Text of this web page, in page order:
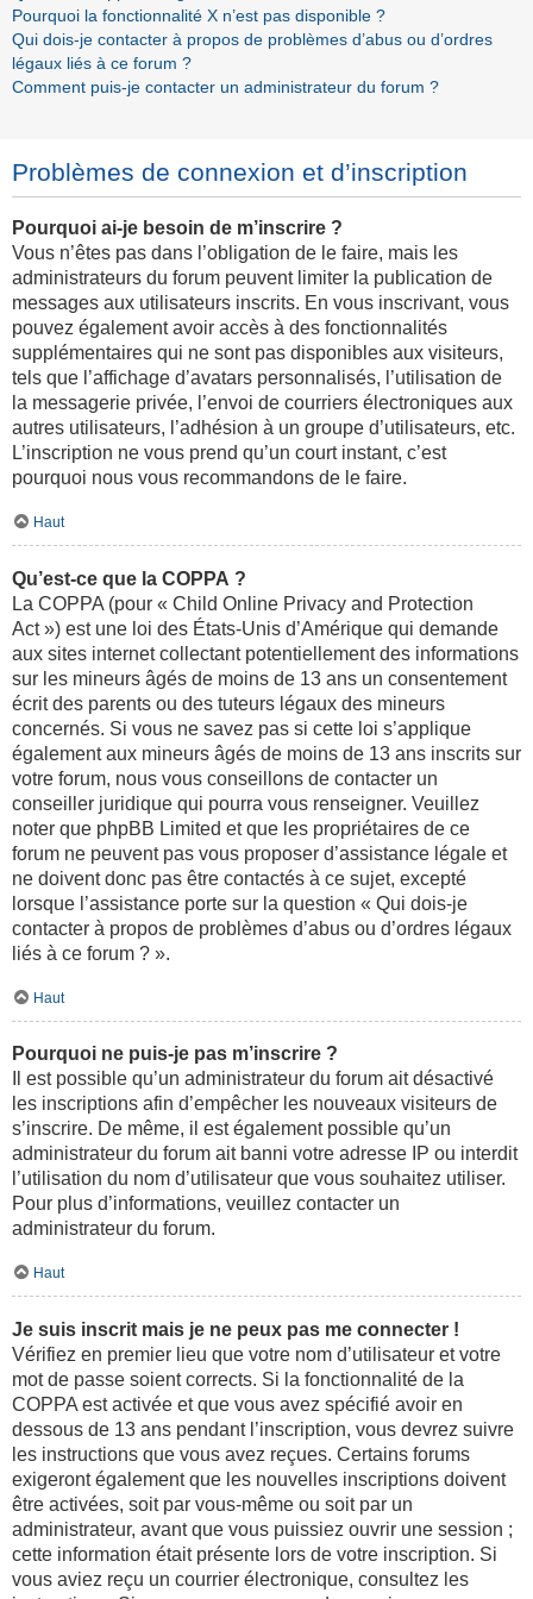
Pourquoi la fonctionnalité X n’est pas disponible ?
Qui dois-je contacter à propos de problèmes d’abus ou d’ordres
légaux liés à ce forum ?
Comment puis-je contacter un administrateur du forum ?
Problèmes de connexion et d’inscription
Pourquoi ai-je besoin de m’inscrire ?
Vous n’êtes pas dans l’obligation de le faire, mais les
administrateurs du forum peuvent limiter la publication de
messages aux utilisateurs inscrits. En vous inscrivant, vous
pouvez également avoir accès à des fonctionnalités
supplémentaires qui ne sont pas disponibles aux visiteurs,
tels que l’affichage d’avatars personnalisés, l’utilisation de
la messagerie privée, l’envoi de courriers électroniques aux
autres utilisateurs, l’adhésion à un groupe d’utilisateurs, etc.
L’inscription ne vous prend qu’un court instant, c’est
pourquoi nous vous recommandons de le faire.
Haut
Qu’est-ce que la COPPA ?
La COPPA (pour « Child Online Privacy and Protection
Act ») est une loi des États-Unis d’Amérique qui demande
aux sites internet collectant potentiellement des informations
sur les mineurs âgés de moins de 13 ans un consentement
écrit des parents ou des tuteurs légaux des mineurs
concernés. Si vous ne savez pas si cette loi s’applique
également aux mineurs âgés de moins de 13 ans inscrits sur
votre forum, nous vous conseillons de contacter un
conseiller juridique qui pourra vous renseigner. Veuillez
noter que phpBB Limited et que les propriétaires de ce
forum ne peuvent pas vous proposer d’assistance légale et
ne doivent donc pas être contactés à ce sujet, excepté
lorsque l’assistance porte sur la question « Qui dois-je
contacter à propos de problèmes d’abus ou d’ordres légaux
liés à ce forum ? ».
Haut
Pourquoi ne puis-je pas m’inscrire ?
Il est possible qu’un administrateur du forum ait désactivé
les inscriptions afin d’empêcher les nouveaux visiteurs de
s’inscrire. De même, il est également possible qu’un
administrateur du forum ait banni votre adresse IP ou interdit
l’utilisation du nom d’utilisateur que vous souhaitez utiliser.
Pour plus d’informations, veuillez contacter un
administrateur du forum.
Haut
Je suis inscrit mais je ne peux pas me connecter !
Vérifiez en premier lieu que votre nom d’utilisateur et votre
mot de passe soient corrects. Si la fonctionnalité de la
COPPA est activée et que vous avez spécifié avoir en
dessous de 13 ans pendant l’inscription, vous devrez suivre
les instructions que vous avez reçues. Certains forums
exigeront également que les nouvelles inscriptions doivent
être activées, soit par vous-même ou soit par un
administrateur, avant que vous puissiez ouvrir une session ;
cette information était présente lors de votre inscription. Si
vous aviez reçu un courrier électronique, consultez les